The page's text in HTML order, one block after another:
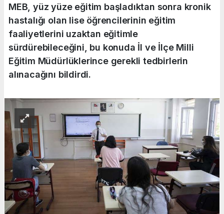
MEB, yüz yüze eğitim başladıktan sonra kronik
hastalığı olan lise öğrencilerinin eğitim
faaliyetlerini uzaktan eğitimle
sürdürebileceğini, bu konuda İl ve İlçe Milli
Eğitim Müdürlüklerince gerekli tedbirlerin
alınacağını bildirdi.